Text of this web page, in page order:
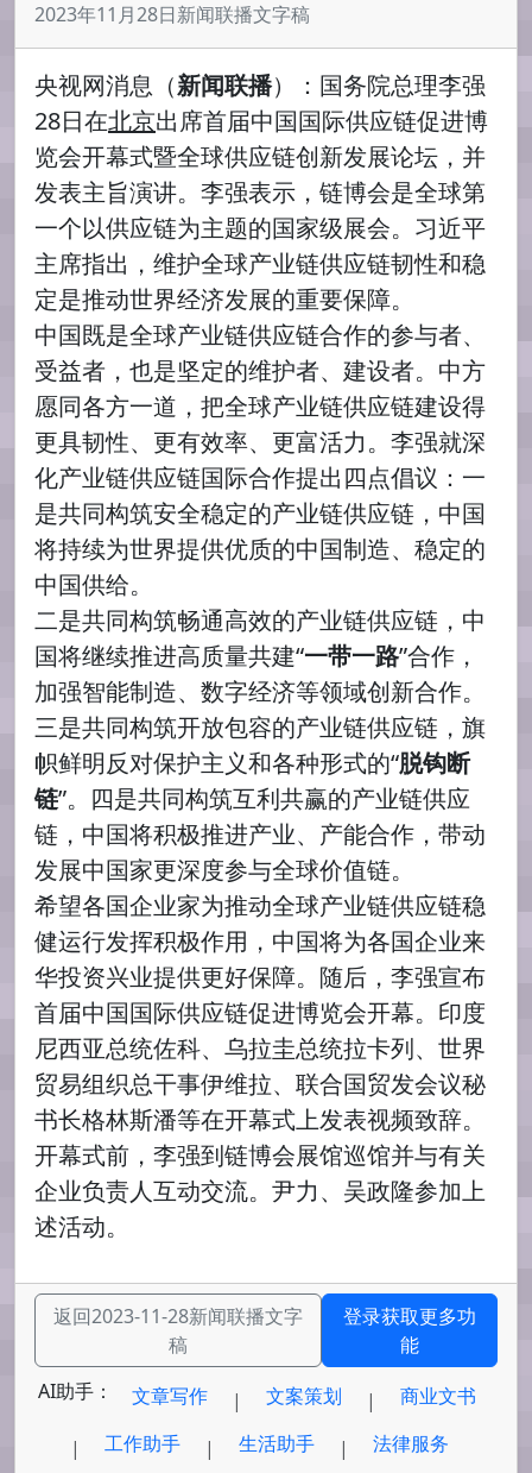
2023年11月28日新闻联播文字稿
央视网消息（新闻联播）：国务院总理李强
28日在北京出席首届中国国际供应链促进博
览会开幕式暨全球供应链创新发展论坛，并
发表主旨演讲。李强表示，链博会是全球第
一个以供应链为主题的国家级展会。习近平
主席指出，维护全球产业链供应链韧性和稳
定是推动世界经济发展的重要保障。
中国既是全球产业链供应链合作的参与者、
受益者，也是坚定的维护者、建设者。中方
愿同各方一道，把全球产业链供应链建设得
更具韧性、更有效率、更富活力。李强就深
化产业链供应链国际合作提出四点倡议：一
是共同构筑安全稳定的产业链供应链，中国
将持续为世界提供优质的中国制造、稳定的
中国供给。
二是共同构筑畅通高效的产业链供应链，中
国将继续推进高质量共建“一带一路”合作，
加强智能制造、数字经济等领域创新合作。
三是共同构筑开放包容的产业链供应链，旗
帜鲜明反对保护主义和各种形式的“脱钩断
链”。四是共同构筑互利共赢的产业链供应
链，中国将积极推进产业、产能合作，带动
发展中国家更深度参与全球价值链。
希望各国企业家为推动全球产业链供应链稳
健运行发挥积极作用，中国将为各国企业来
华投资兴业提供更好保障。随后，李强宣布
首届中国国际供应链促进博览会开幕。印度
尼西亚总统佐科、乌拉圭总统拉卡列、世界
贸易组织总干事伊维拉、联合国贸发会议秘
书长格林斯潘等在开幕式上发表视频致辞。
开幕式前，李强到链博会展馆巡馆并与有关
企业负责人互动交流。尹力、吴政隆参加上
述活动。
返回2023-11-28新闻联播文字
稿
登录获取更多功
能
AI助手：
文章写作 | 文案策划 |
商业文书
|
工作助手 | 生活助手 | 法律服务